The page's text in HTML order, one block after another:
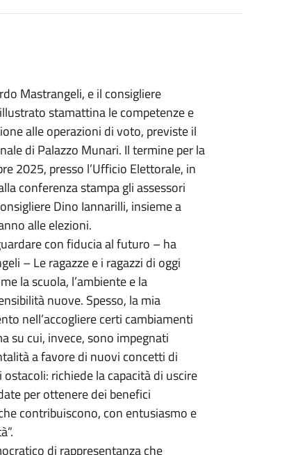
Mastrangeli, e il consigliere
stamattina le competenze e
alle operazioni di voto, previste il
di Palazzo Munari. Il termine per la
2025, presso l’Ufficio Elettorale, in
conferenza stampa gli assessori
Dino Iannarilli, insieme a
alle elezioni.
con fiducia al futuro – ha
– Le ragazze e i ragazzi di oggi
la scuola, l’ambiente e la
nuove. Spesso, la mia
nell’accogliere certi cambiamenti
su cui, invece, sono impegnati
a favore di nuovi concetti di
richiede la capacità di uscire
per ottenere dei benefici
contribuiscono, con entusiasmo e
di rappresentanza che